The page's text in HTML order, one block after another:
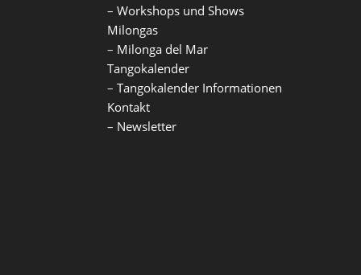
– Workshops und Shows
Milongas
– Milonga del Mar
Tangokalender
– Tangokalender Informationen
Kontakt
– Newsletter